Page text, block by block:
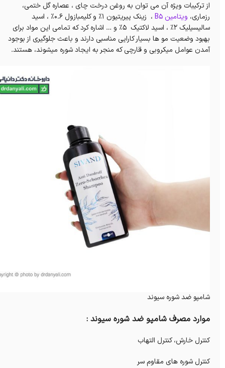
از ترکیبات ویژه آن می توان به روغن درخت چای ، عصاره گل ختمی،
رزماری، ویتامین B5
، زینک پیریتیون 1% و کلیمبازول 0.6% ، اسید
سالیسیلیک 2% ، اسید لاکتیک 5% و … اشاره کرد که تمامی این مواد برای
بهبود وضعیت مو ها بسیار کارایی مناسبی دارند و باعث جلوگیری از بوجود
آمدن عوامل میکروبی و قارچی که منجر به ایجاد شوره میشوند، هستند.
شامپو ضد شوره سیوند
موارد مصرف شامپو ضد شوره سیوند :
کنترل خارش، کنترل التهاب
کنترل شوره های مقاوم سر